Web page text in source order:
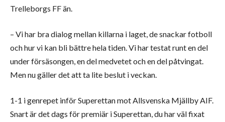
Trelleborgs FF än.
– Vi har bra dialog mellan killarna i laget, de snackar fotboll
och hur vi kan bli bättre hela tiden. Vi har testat runt en del
under försäsongen, en del medvetet och en del påtvingat.
Men nu gäller det att ta lite beslut i veckan.
1-1 i genrepet inför Superettan mot Allsvenska Mjällby AIF.
Snart är det dags för premiär i Superettan, du har väl fixat